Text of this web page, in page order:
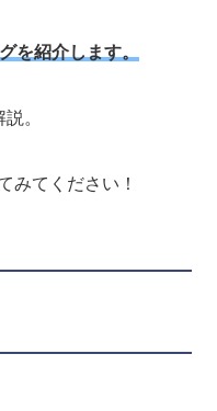
を紹介します。
。
みてください！